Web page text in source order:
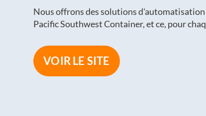
Nous offrons des solutions d'automatisation
Pacific Southwest Container, et ce, pour
VOIR LE SITE